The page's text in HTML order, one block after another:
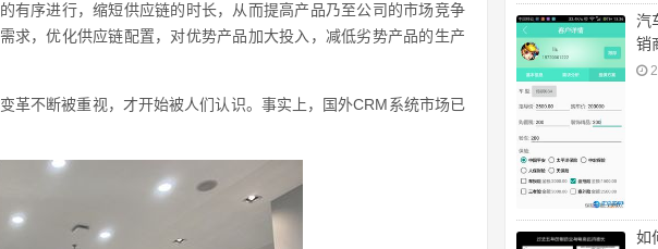
有序进行，缩短供应链的时长，从而提高产品乃至公司的市场竞争
求，优化供应链配置，对优势产品加大投入，减低劣势产品的生产
革不断被重视，才开始被人们认识。事实上，国外CRM系统市场已
汽
销
如